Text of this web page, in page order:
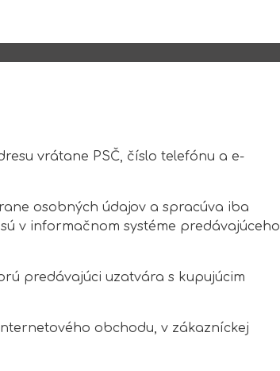
vrátane PSČ, číslo telefónu a e-
osobných údajov a spracúva iba
v informačnom systéme predávajúceho
predávajúci uzatvára s kupujúcim
obchodu, v zákazníckej